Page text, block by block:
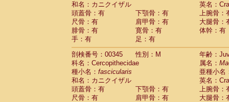
和名：カニクイザル
英名：
頭蓋骨：有
下顎骨：有
上腕骨：
尺骨：有
肩甲骨：有
大腿骨：
腓骨：有
寛骨：有
体幹：有
手：有
足：有
剖検番号：00345
性別：M
年齢：
科名：Cercopithecidae
属名：
種小名： fascicularis
亜種小名
和名：カニクイザル
英名：
頭蓋骨：有
下顎骨：有
上腕骨：
尺骨：有
肩甲骨：有
大腿骨：